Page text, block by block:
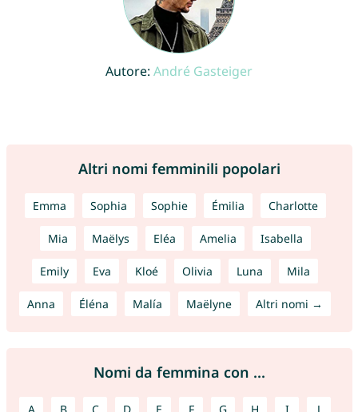
Autore: André Gasteiger
Altri nomi femminili popolari
Emma Sophia Sophie Émilia Charlotte
Mia Maëlys Eléa Amelia Isabella
Emily Eva Kloé Olivia Luna Mila
Anna Éléna Malía Maëlyne Altri nomi →
Nomi da femmina con ...